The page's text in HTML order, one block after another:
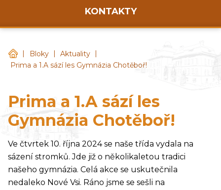
KONTAKTY
Gymnázium Chotěboř
| Bloky | Aktuality
|
Prima a 1.A sází les Gymnázia Chotěboř!
Prima a 1.A sází les
Gymnázia Chotěboř!
Ve čtvrtek 10. října 2024 se naše třída vydala na
sázení stromků. Jde již o několikaletou tradici
našeho gymnázia. Celá akce se uskutečnila
nedaleko Nové Vsi. Ráno jsme se sešli na